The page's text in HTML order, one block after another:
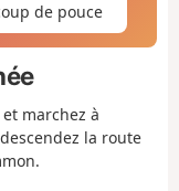
de pouce
marchez à
la route